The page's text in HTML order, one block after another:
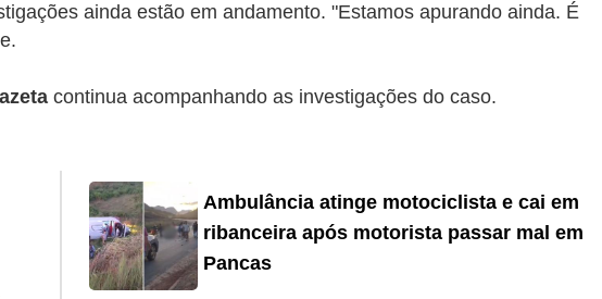
ainda estão em andamento. "Estamos apurando ainda. É
continua acompanhando as investigações do caso.
Ambulância atinge motociclista e cai em
ribanceira após motorista passar mal em
Pancas